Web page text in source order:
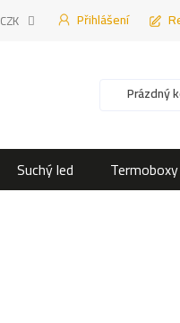
CZK Přihlášení
Nákupní
Prázdný
Suchý led Termoboxy